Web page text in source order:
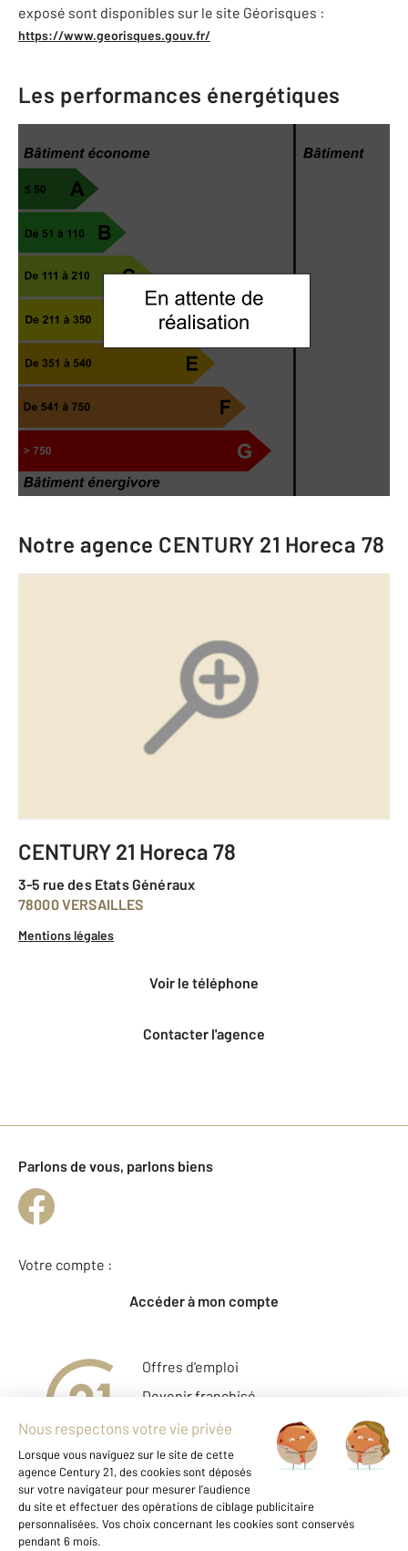
exposé sont disponibles sur le site Géorisques :
https://www.georisques.gouv.fr/
Les performances énergétiques
Notre agence CENTURY 21 Horeca 78
CENTURY 21 Horeca 78
3-5 rue des Etats Généraux
78000 VERSAILLES
Mentions légales
voir le téléphone
Contacter l'agence
Parlons de vous, parlons biens
Votre compte :
Accéder à mon compte
Offres d'emploi
Devenir franchisé
Entreprise et commerce
Fine Homes & Estates
À propos
International